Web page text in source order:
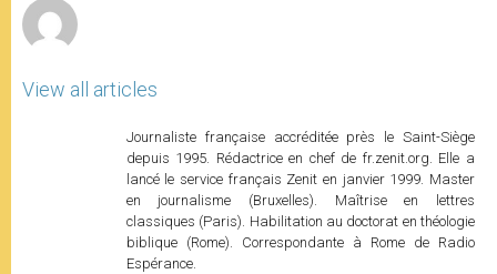
View all articles
Journaliste française accréditée près le Saint-Siège
depuis 1995. Rédactrice en chef de fr.zenit.org. Elle a
lancé le service français Zenit en janvier 1999. Master
en journalisme (Bruxelles). Maîtrise en lettres
classiques (Paris). Habilitation au doctorat en théologie
biblique (Rome). Correspondante à Rome de Radio
Espérance.